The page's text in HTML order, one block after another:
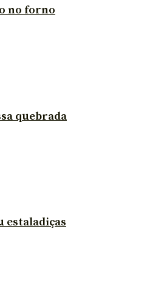
no forno
quebrada
estaladiças